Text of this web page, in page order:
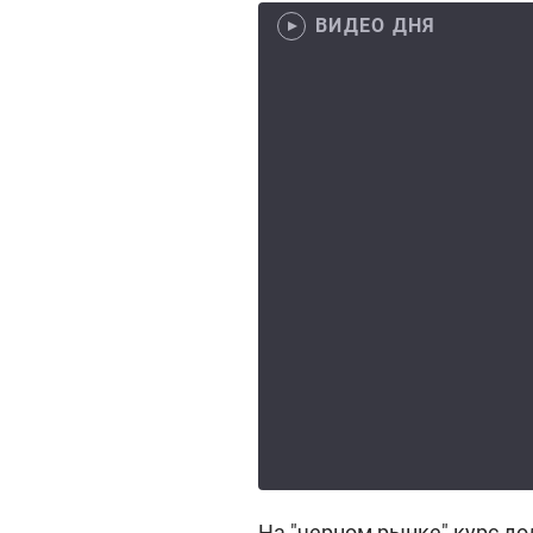
ВИДЕО ДНЯ